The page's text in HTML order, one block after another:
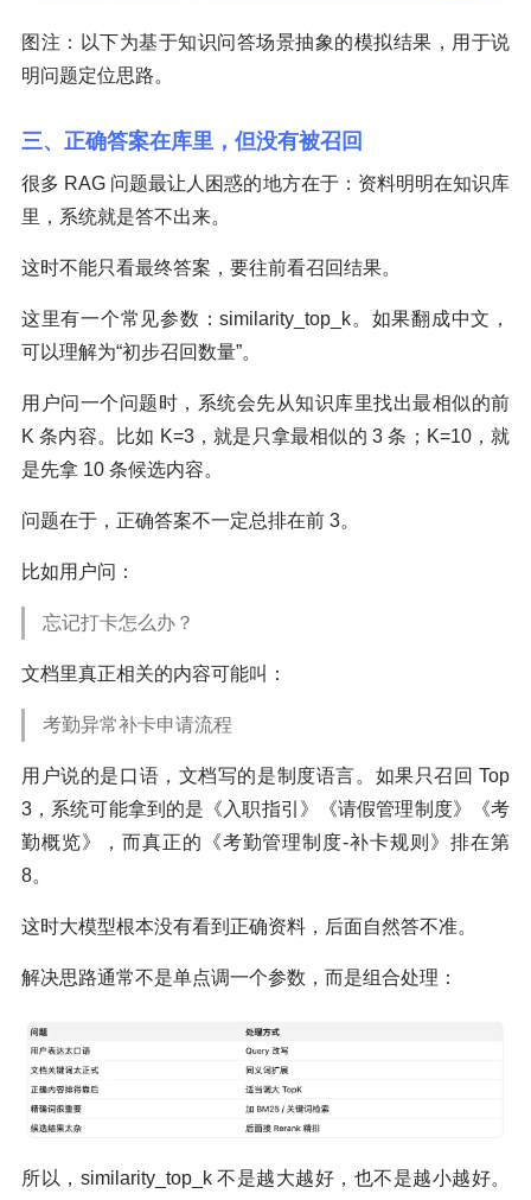
图注：以下为基于知识问答场景抽象的模拟结果，用于说
明问题定位思路。
三、正确答案在库里，但没有被召回
很多 RAG 问题最让人困惑的地方在于：资料明明在知识库
里，系统就是答不出来。
这时不能只看最终答案，要往前看召回结果。
这里有一个常见参数：similarity_top_k。如果翻成中文，
可以理解为“初步召回数量”。
用户问一个问题时，系统会先从知识库里找出最相似的前
K 条内容。比如 K=3，就是只拿最相似的 3 条；K=10，就
是先拿 10 条候选内容。
问题在于，正确答案不一定总排在前 3。
比如用户问：
忘记打卡怎么办？
文档里真正相关的内容可能叫：
考勤异常补卡申请流程
用户说的是口语，文档写的是制度语言。如果只召回 Top
3，系统可能拿到的是《入职指引》《请假管理制度》《考
勤概览》，而真正的《考勤管理制度-补卡规则》排在第
8。
这时大模型根本没有看到正确资料，后面自然答不准。
解决思路通常不是单点调一个参数，而是组合处理：
所以，similarity_top_k 不是越大越好，也不是越小越好。